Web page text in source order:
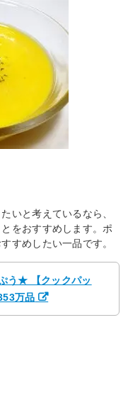
いと考えているなら、
をおすすめします。ポ
すめしたい一品です。
う★ 【クックパッ
万品